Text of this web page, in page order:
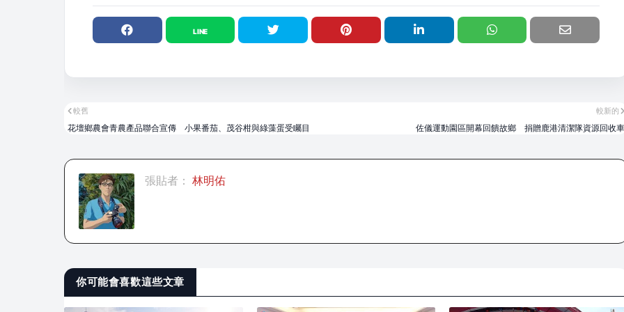
較新的
佐儀運動園區開幕回饋故鄉 捐贈鹿港清潔隊資源回收車
較舊
花壇鄉農會青農產品聯合宣傳 小果番茄、茂谷柑與綠藻蛋受矚目
張貼者： 林明佑
你可能會喜歡這些文章